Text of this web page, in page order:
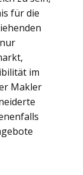
für die
im
Makler